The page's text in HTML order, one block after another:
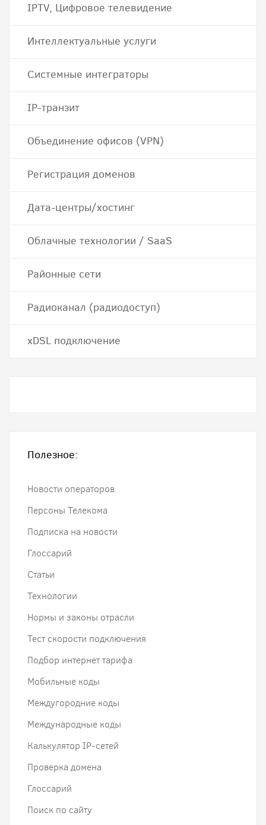
IPTV, Цифровое телевидение
Интеллектуальные услуги
Системные интеграторы
IP-транзит
Объединение офисов (VPN)
Регистрация доменов
Дата-центры/хостинг
Облачные технологии / SaaS
Районные сети
Радиоканал (радиодоступ)
хDSL подключение
Полезное:
Новости операторов
Персоны Телекома
Подписка на новости
Глоссарий
Статьи
Технологии
Нормы и законы отрасли
Тест скорости подключения
Подбор интернет тарифа
Мобильные коды
Междугородние коды
Международные коды
Калькулятор IP-сетей
Проверка домена
Глоссарий
Поиск по сайту